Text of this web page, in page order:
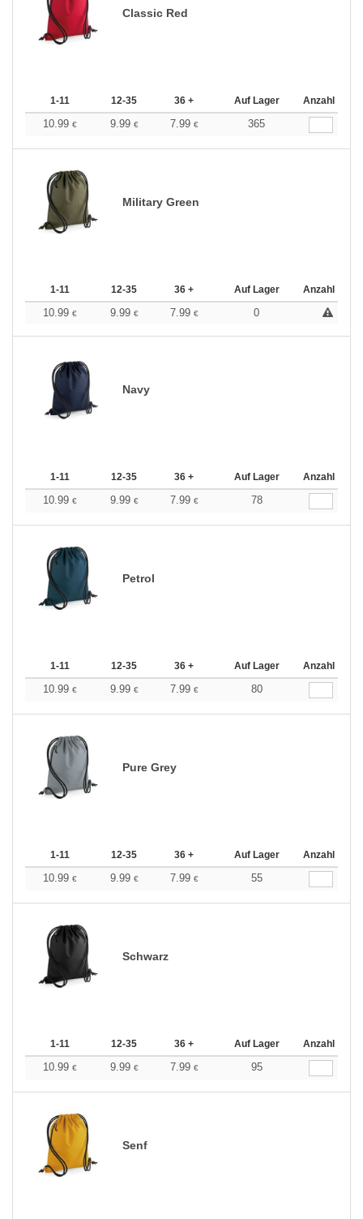
Classic Red
1-11 12-35 36 + Auf Lager Anzahl
10.99 € 9.99 € 7.99 € 365
Military Green
1-11 12-35 36 + Auf Lager Anzahl
10.99 € 9.99 € 7.99 € 0
Navy
1-11 12-35 36 + Auf Lager Anzahl
10.99 € 9.99 € 7.99 € 78
Petrol
1-11 12-35 36 + Auf Lager Anzahl
10.99 € 9.99 € 7.99 € 80
Pure Grey
1-11 12-35 36 + Auf Lager Anzahl
10.99 € 9.99 € 7.99 € 55
Schwarz
1-11 12-35 36 + Auf Lager Anzahl
10.99 € 9.99 € 7.99 € 95
Senf